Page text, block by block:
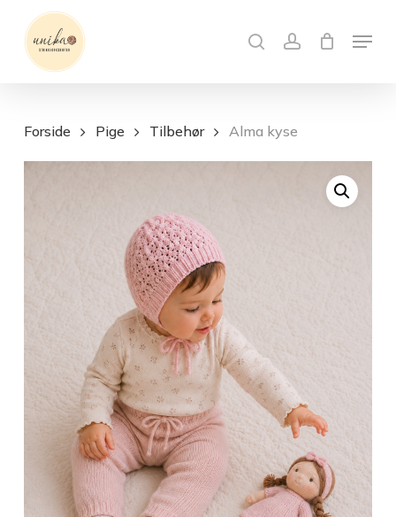
main
content
searchaccount Menu
Kurv Close
Cart
Forside Pige Tilbehør Alma kyse